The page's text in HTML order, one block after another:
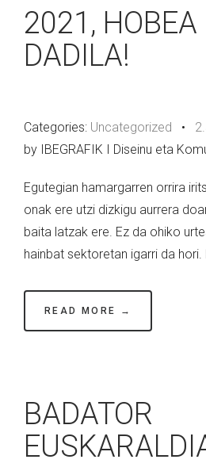
2021, HOBEA
DADILA!
Categories: Uncategorized •
by IBEGRAFIK I Diseinu eta
Egutegian hamargarren orrira
onak ere utzi dizkigu aurrera
baita latzak ere. Ez da ohiko
hainbat sektoretan igarri da hori.
READ MORE →
BADATOR